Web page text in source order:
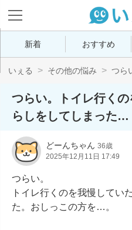
新着 おすすめ
いぇる その他の悩み つら
つらい。トイレ行く
らしをしてしまった…
どーんちゃん 36歳
2025年12月11日 17:49
つらい。
トイレ行くのを我慢してい
た。おしっこの方を…。